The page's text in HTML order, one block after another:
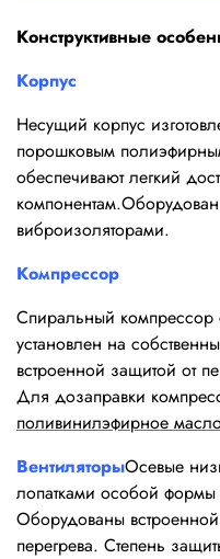
Конструктивные
Корпус
Несущий корпус
порошковым
обеспечивают легкий
виброизоляторами.
Компрессор
Спиральный компрессор
установлен на
встроенной защитой от
Для дозаправки
поливинилэфирное
ВентиляторыОсевые
лопатками особой
Оборудованы
перегрева. Степень